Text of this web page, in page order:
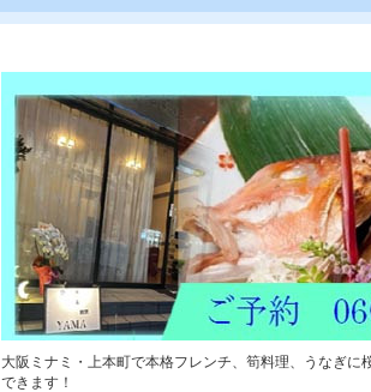
大阪ミナミ・上本町で本格フレンチ、筍料理、うなぎ
できます！